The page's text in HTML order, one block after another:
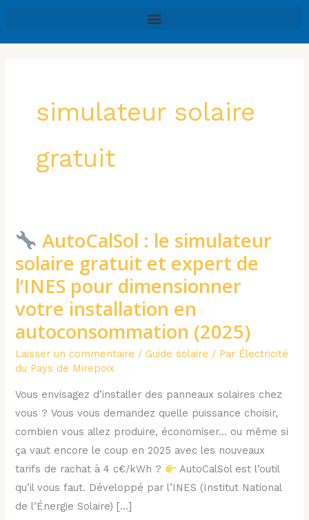
contenu
simulateur solaire
gratuit
AutoCalSol : le simulateur
solaire gratuit et expert de
l’INES pour dimensionner
votre installation en
autoconsommation (2025)
Laisser un commentaire /Guide solaire / Par Électricité
du Pays de Mirepoix
Vous envisagez d’installer des panneaux solaires chez
vous ? Vous vous demandez quelle puissance choisir,
combien vous allez produire, économiser… ou même si
ça vaut encore le coup en 2025 avec les nouveaux
tarifs de rachat à 4 c€/kWh ?
AutoCalSol est l’outil
qu’il vous faut. Développé par l’INES (Institut National
de l’Énergie Solaire) […]
AutoCalSol
:
le
simulateur
solaire
gratuit
et
installation